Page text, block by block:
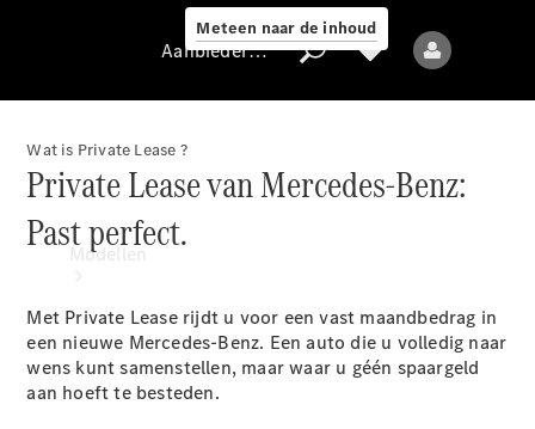
Meteen naar de inhoud
Aanbieder /
Gegevensbescherming
Modellen
Aanbieder / Gegevensbescherming
Wat is Private Lease ?
Private Lease van Mercedes-Benz:
Past perfect.
Met Private Lease rijdt u voor een vast maandbedrag in
een nieuwe Mercedes-Benz. Een auto die u volledig naar
wens kunt samenstellen, maar waar u géén spaargeld
aan hoeft te besteden.